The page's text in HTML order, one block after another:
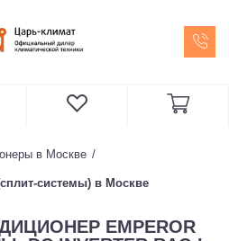
в Москве
системы) в Москве
EMPEROR